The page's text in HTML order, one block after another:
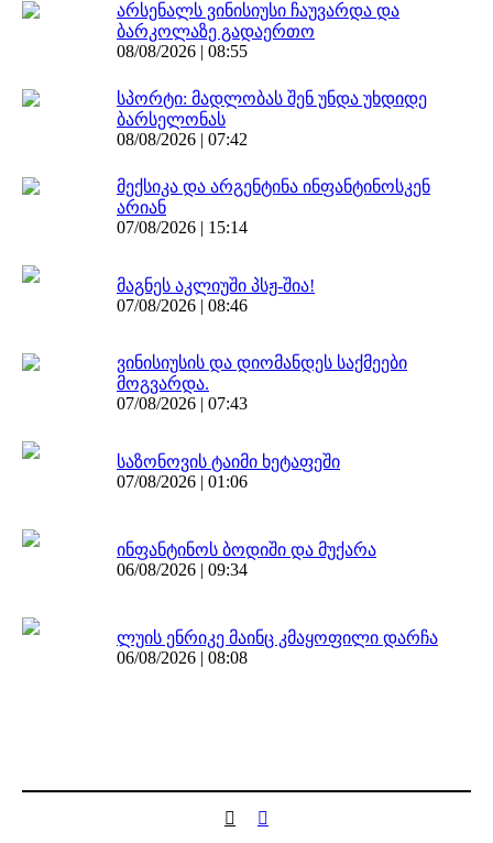
არსენალს ვინისიუსი ჩაუვარდა და
ბარკოლაზე გადაერთო
08/08/2026 | 08:55
სპორტი: მადლობას შენ უნდა უხდიდე
ბარსელონას
08/08/2026 | 07:42
მექსიკა და არგენტინა ინფანტინოსკენ
არიან
07/08/2026 | 15:14
მაგნეს აკლიუში პსჟ-შია!
07/08/2026 | 08:46
ვინისიუსის და დიომანდეს საქმეები
მოგვარდა.
07/08/2026 | 07:43
საზონოვის ტაიმი ხეტაფეში
07/08/2026 | 01:06
ინფანტინოს ბოდიში და მუქარა
06/08/2026 | 09:34
ლუის ენრიკე მაინც კმაყოფილი დარჩა
06/08/2026 | 08:08